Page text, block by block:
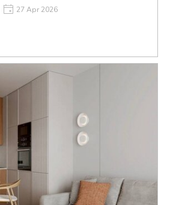
27 Apr 2026